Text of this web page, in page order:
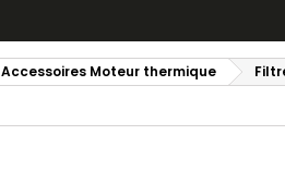
Accessoires Moteur thermique